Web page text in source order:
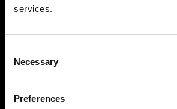
services.
Selection
Necessary
Preferences